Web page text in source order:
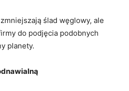
ślad węglowy, ale
do podjęcia podobnych
planety.